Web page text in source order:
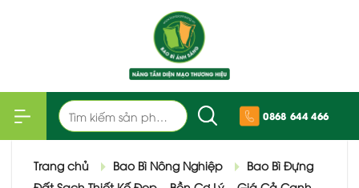
Tìm
kiếm:
0868 644 466
Trang chủ Bao Bì Nông Nghiệp
Bao Bì Đựng